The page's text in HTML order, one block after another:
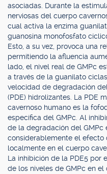
asociadas. Durante la
nerviosas del cuerpo
cual activa la enzima
guanosina monofosfato
Esto, a su vez, provoca una
permitiendo la afluencia
lado, el nivel real de GMPc
a través de la guanilato
velocidad de degradación
(PDE) hidrolizantes. La PDE
cavernoso humano es la
específica del GMPc. Al
de la degradación del GMPc
considerablemente el efecto
localmente en el cuerpo
La inhibición de la PDE5 por
de los niveles de GMPc en